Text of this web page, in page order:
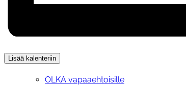
OLKA vapaaehtoisille
Lisää kalenteriin